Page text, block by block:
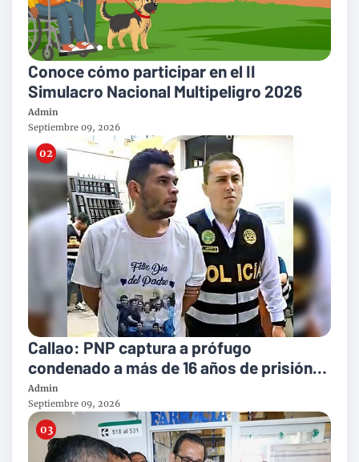
Conoce cómo participar en el II
Simulacro Nacional Multipeligro 2026
Admin
Septiembre 09, 2026
Callao: PNP captura a prófugo
condenado a más de 16 años de prisión
por homicidio
Admin
Septiembre 09, 2026